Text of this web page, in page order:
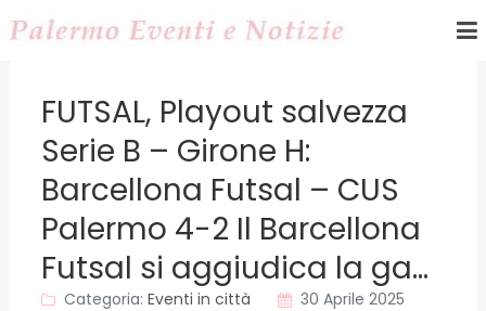
FUTSAL, Playout salvezza
Serie B – Girone H:
Barcellona Futsal – CUS
Palermo 4-2 Il Barcellona
Futsal si aggiudica la ga…
Categoria: Eventi in città 30 Aprile 2025